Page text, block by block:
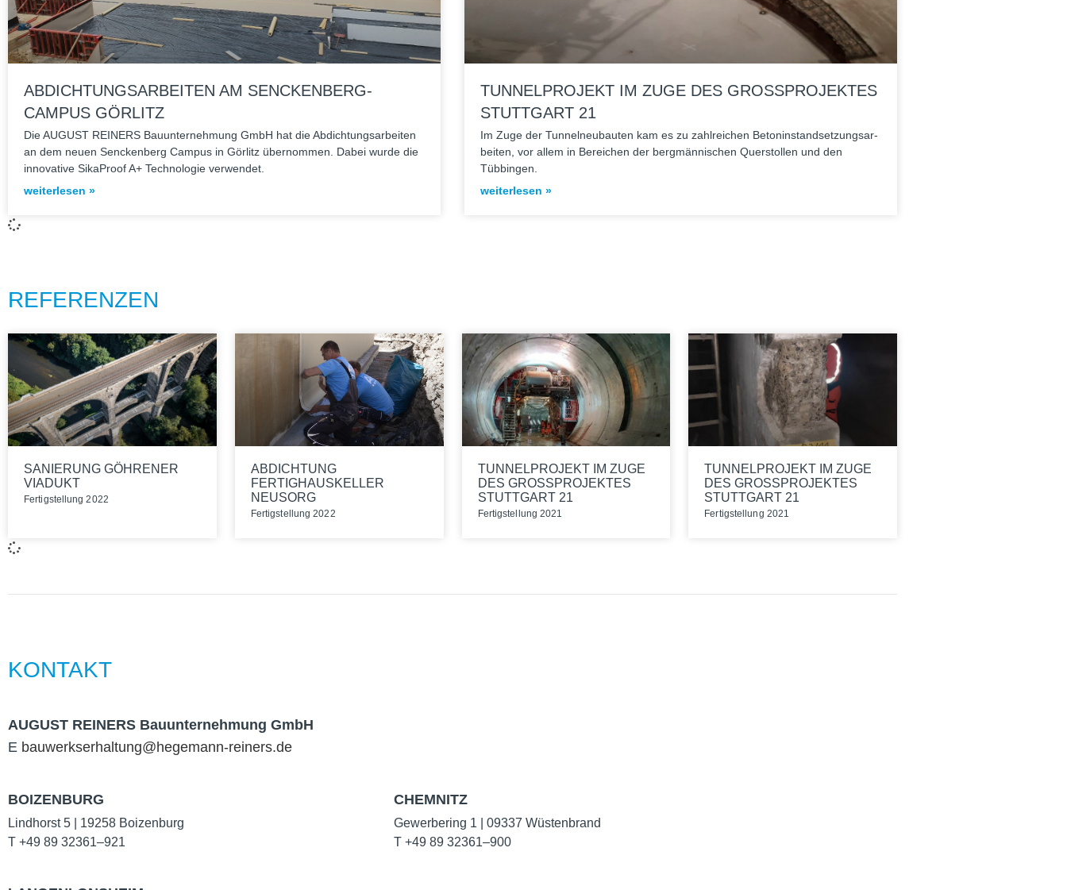
ABDICHTUNGSARBEITEN AM SENCKENBERG-
CAMPUS GÖRLITZ
Die AUGUST REINERS Bau­un­ter­neh­mung GmbH hat die Abdich­tungs­ar­bei­ten
an dem neuen Sen­cken­berg Cam­pus in Gör­litz über­nom­men. Dabei wurde die
inno­va­tive Sika­Proof A+ Tech­no­lo­gie verwendet.
weiterlesen »
TUNNELPROJEKT IM ZUGE DES GROSSPROJEKTES
STUTTGART 21
Im Zuge der Tun­nel­neu­bau­ten kam es zu zahl­rei­chen Beton­in­stand­set­zungs­ar­
bei­ten, vor allem in Berei­chen der berg­män­ni­schen Quer­stol­len und den
Tübbingen.
weiterlesen »
REFERENZEN
SANIERUNG GÖHRENER
VIADUKT
Fer­tig­stel­lung 2022
ABDICHTUNG
FERTIGHAUSKELLER
NEUSORG
Fer­tig­stel­lung 2022
TUNNELPROJEKT IM ZUGE
DES GROSSPROJEKTES
STUTTGART 21
Fer­tig­stel­lung 2021
TUNNELPROJEKT IM ZUGE
DES GROSSPROJEKTES
STUTTGART 21
Fer­tig­stel­lung 2021
KON­TAKT
AUGUST REINERS Bau­un­ter­neh­mung GmbH
E bauwerkserhaltung@hegemann-reiners.de
BOIZENBURG
Lind­horst 5 | 19258 Boi­zen­burg
T +49 89 32361–921
CHEMNITZ
Gewer­be­ring 1 | 09337 Wüs­ten­brand
T +49 89 32361–900